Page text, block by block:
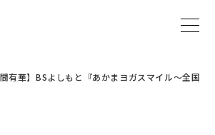
間有華】BSよしもと『あかまヨガスマイル〜全国自